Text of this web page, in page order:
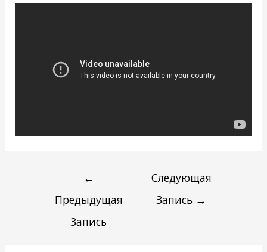
←
Предыдущая
Запись
Следующая
Запись →